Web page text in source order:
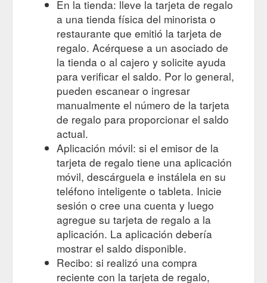
En la tienda: lleve la tarjeta de regalo
a una tienda física del minorista o
restaurante que emitió la tarjeta de
regalo. Acérquese a un asociado de
la tienda o al cajero y solicite ayuda
para verificar el saldo. Por lo general,
pueden escanear o ingresar
manualmente el número de la tarjeta
de regalo para proporcionar el saldo
actual.
Aplicación móvil: si el emisor de la
tarjeta de regalo tiene una aplicación
móvil, descárguela e instálela en su
teléfono inteligente o tableta. Inicie
sesión o cree una cuenta y luego
agregue su tarjeta de regalo a la
aplicación. La aplicación debería
mostrar el saldo disponible.
Recibo: si realizó una compra
reciente con la tarjeta de regalo,